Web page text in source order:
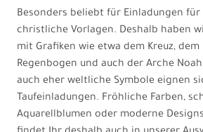
Besonders beliebt für Einladungen für
christliche Vorlagen. Deshalb haben
mit Grafiken wie etwa dem Kreuz, dem
Regenbogen und auch der Arche
auch eher weltliche Symbole eignen
Taufeinladungen. Fröhliche Farben,
Aquarellblumen oder moderne